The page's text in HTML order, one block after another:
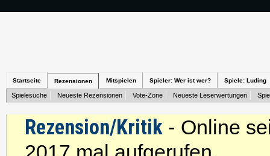
Startseite Rezensionen Mitspielen Spieler: Wer ist wer? Spiele: Luding
Spielesuche Neueste Rezensionen Vote-Zone Neueste Leserwertungen
Rezension/Kritik - Online